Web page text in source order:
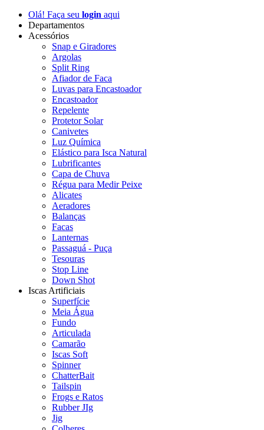
Olá! Faça seu login aqui
Departamentos
Acessórios
Snap e Giradores
Argolas
Split Ring
Afiador de Faca
Luvas para Encastoador
Encastoador
Repelente
Protetor Solar
Canivetes
Luz Química
Elástico para Isca Natural
Lubrificantes
Capa de Chuva
Régua para Medir Peixe
Alicates
Aeradores
Balanças
Facas
Lanternas
Passaguá - Puça
Tesouras
Stop Line
Down Shot
Iscas Artificiais
Superfície
Meia Água
Fundo
Articulada
Camarão
Iscas Soft
Spinner
ChatterBait
Tailspin
Frogs e Ratos
Rubber JIg
Jig